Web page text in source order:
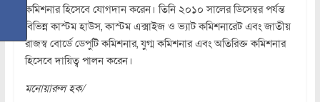
কমিশনার হিসেবে যোগদান করেন। তিনি ২০১০ সালের ডিসেম্বর পর্যন্ত
বিভিন্ন কাস্টম হাউস, কাস্টম এক্সাইজ ও ভ্যাট কমিশনারেট এবং জাতীয়
রাজস্ব বোর্ডে ডেপুটি কমিশনার, যুগ্ম কমিশনার এবং অতিরিক্ত কমিশনার
হিসেবে দায়িত্ব পালন করেন।
মনোয়ারুল হক/